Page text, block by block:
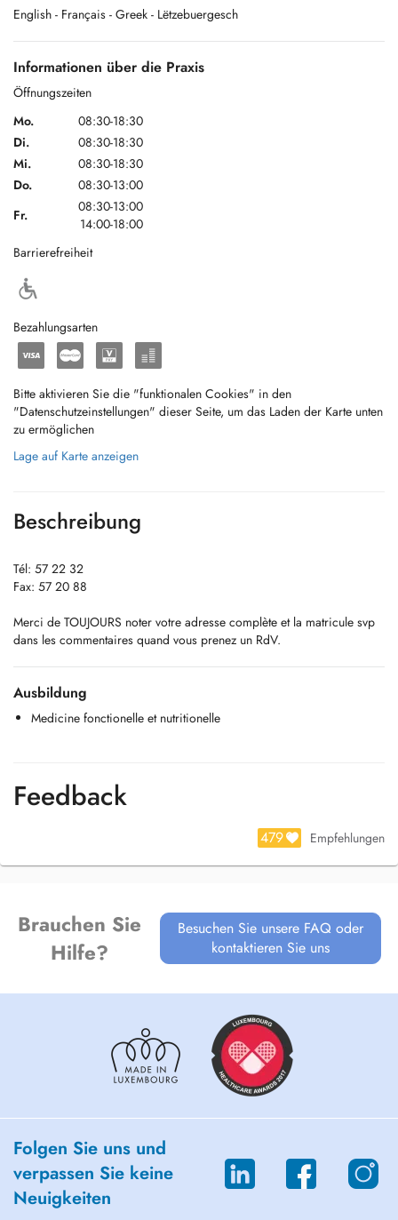
English - Français - Greek - Lëtzebuergesch
Informationen über die Praxis
Öffnungszeiten
Mo.
08:30-18:30
Di.
08:30-18:30
Mi.
08:30-18:30
Do.
08:30-13:00
Fr.
08:30-13:00
14:00-18:00
Barrierefreiheit
Bezahlungsarten
Bitte aktivieren Sie die "funktionalen Cookies" in den
"Datenschutzeinstellungen" dieser Seite, um das Laden der Karte unten
zu ermöglichen
Lage auf Karte anzeigen
Beschreibung
Tél: 57 22 32
Fax: 57 20 88
Merci de TOUJOURS noter votre adresse complète et la matricule svp
dans les commentaires quand vous prenez un RdV.
Ausbildung
Medicine fonctionelle et nutritionelle
Feedback
479 Empfehlungen
Brauchen Sie
Hilfe?
Besuchen Sie unsere FAQ oder
kontaktieren Sie uns
Folgen Sie uns und
verpassen Sie keine
Neuigkeiten